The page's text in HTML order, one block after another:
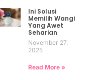
Ini Solusi
Memilih Wangi
Yang Awet
Seharian
November 27,
2025
Read More »